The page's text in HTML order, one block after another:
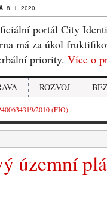
, 8. 1. 2020
portál City
má za úkol
priority. Více o
ROZVOJ
2010 (FIO)
územní